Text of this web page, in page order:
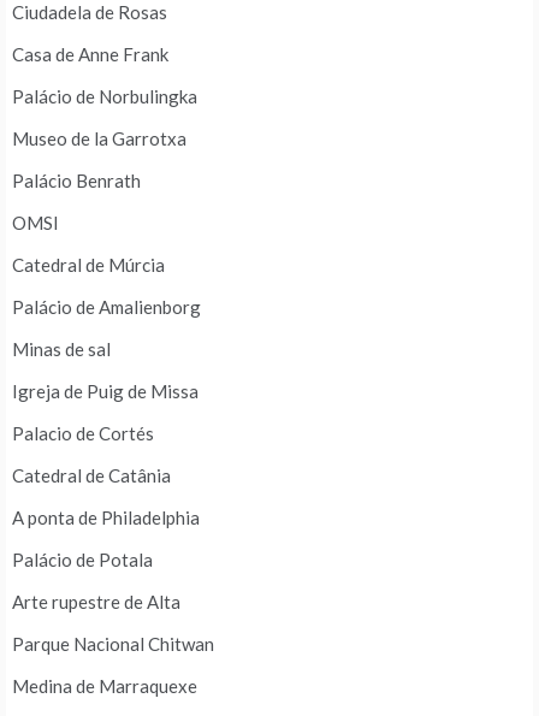
Ciudadela de Rosas
Casa de Anne Frank
Palácio de Norbulingka
Museo de la Garrotxa
Palácio Benrath
OMSI
Catedral de Múrcia
Palácio de Amalienborg
Minas de sal
Igreja de Puig de Missa
Palacio de Cortés
Catedral de Catânia
A ponta de Philadelphia
Palácio de Potala
Arte rupestre de Alta
Parque Nacional Chitwan
Medina de Marraquexe